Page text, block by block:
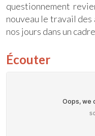
questionnement
nouveau le travail
nos jours dans un
Écouter